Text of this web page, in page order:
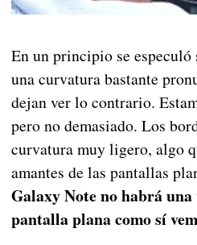
En un principio se especuló
una curvatura bastante
dejan ver lo contrario.
pero no demasiado. Los
curvatura muy ligero, algo
amantes de las pantallas
Galaxy Note no habrá
pantalla plana como sí